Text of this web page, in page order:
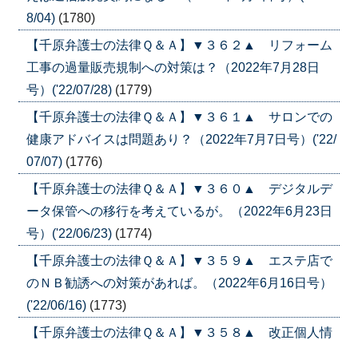
8/04) (1780)
【千原弁護士の法律Ｑ＆Ａ】▼３６２▲ リフォーム
工事の過量販売規制への対策は？（2022年7月28日
号）('22/07/28) (1779)
【千原弁護士の法律Ｑ＆Ａ】▼３６１▲ サロンでの
健康アドバイスは問題あり？（2022年7月7日号）('22/
07/07) (1776)
【千原弁護士の法律Ｑ＆Ａ】▼３６０▲ デジタルデ
ータ保管への移行を考えているが。（2022年6月23日
号）('22/06/23) (1774)
【千原弁護士の法律Ｑ＆Ａ】▼３５９▲ エステ店で
のＮＢ勧誘への対策があれば。（2022年6月16日号）
('22/06/16) (1773)
【千原弁護士の法律Ｑ＆Ａ】▼３５８▲ 改正個人情